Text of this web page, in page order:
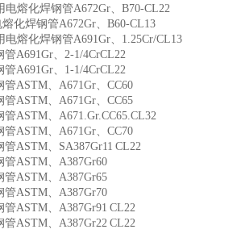
电熔化焊钢管A672Gr、B70-CL22
化焊钢管A672Gr、B60-CL13
电熔化焊钢管A691Gr、1.25Cr/CL13
A691Gr、2-1/4CrCL22
A691Gr、1-1/4CrCL22
ASTM、A671Gr、CC60
ASTM、A671Gr、CC65
ASTM、A671.Gr.CC65.CL32
ASTM、A671Gr、CC70
ASTM、SA387Gr11 CL22
ASTM、A387Gr60
ASTM、A387Gr65
ASTM、A387Gr70
ASTM、A387Gr91 CL22
ASTM、A387Gr22 CL22